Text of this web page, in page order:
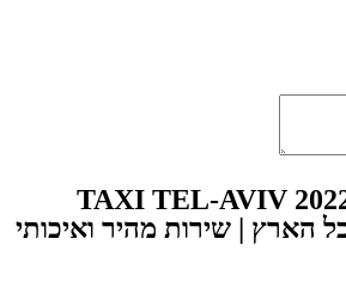
הארץ | שירות מהיר ואיכותי